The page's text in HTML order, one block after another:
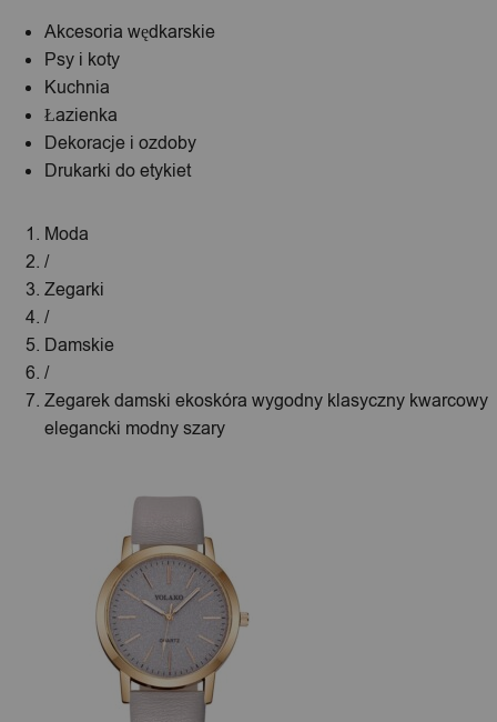
Akcesoria wędkarskie
Psy i koty
Kuchnia
Łazienka
Dekoracje i ozdoby
Drukarki do etykiet
Moda
/
Zegarki
/
Damskie
/
Zegarek damski ekoskóra wygodny klasyczny kwarcowy
elegancki modny szary